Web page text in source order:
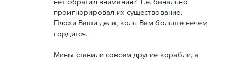
проигнорировал их существование.
Плохи Ваши дела, коль Вам больше нечем
гордится.
Мины ставили совсем другие корабли, а